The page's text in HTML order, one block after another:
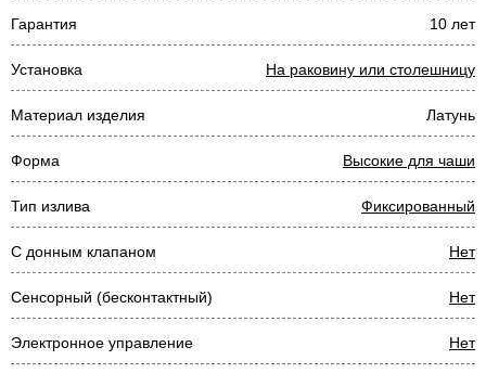
Гарантия 10 лет
Установка На раковину или столешницу
Материал изделия Латунь
Форма Высокие для чаши
Тип излива Фиксированный
С донным клапаном Нет
Сенсорный (бесконтактный) Нет
Электронное управление Нет